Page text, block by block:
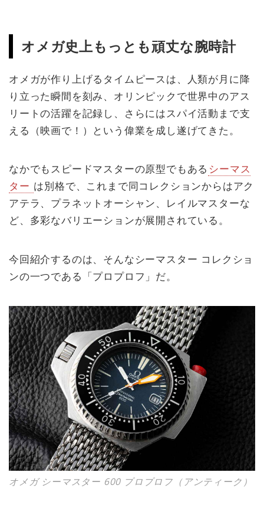
オメガ史上もっとも頑丈な腕時計
オメガが作り上げるタイムピースは、人類が月に降
り立った瞬間を刻み、オリンピックで世界中のアス
リートの活躍を記録し、さらにはスパイ活動まで支
える（映画で！）という偉業を成し遂げてきた。
なかでもスピードマスターの原型でもある シーマス
ター は別格で、これまで同コレクションからはアク
アテラ、プラネットオーシャン、レイルマスターな
ど、多彩なバリエーションが展開されている。
今回紹介するのは、そんなシーマスター コレクショ
ンの一つである「プロプロフ」だ。
オメガ シーマスター 600 プロプロフ（アンティーク）